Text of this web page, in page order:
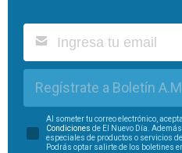
Regístrate a Boletín
Al someter tu correo electrónico,
Condiciones de El Nuevo Día.
especiales de productos o servicios
Podrás optar salirte de los boletines